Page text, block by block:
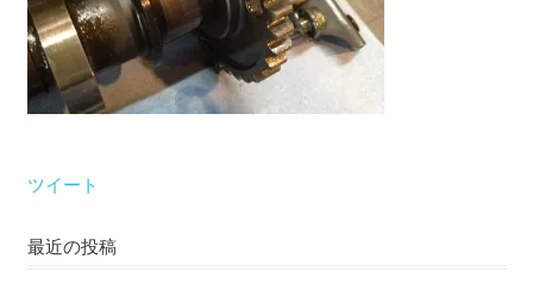
ツイート
最近の投稿